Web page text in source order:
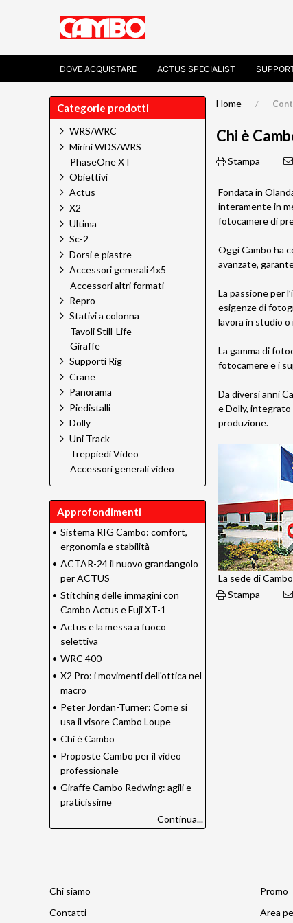
DOVE ACQUISTARE ACTUS SPECIALIST
Home
Chi è
Stampa
Fondata in
interamente in
fotocamere di
Oggi Cambo ha
avanzate,
La passione per
esigenze di
lavora in studio
La gamma di
fotocamere e i
Da diversi anni
e Dolly,
produzione.
La sede di
Stampa
Categorie prodotti
WRS/WRC
Mirini WDS/WRS
PhaseOne XT
Obiettivi
Actus
X2
Ultima
Sc-2
Dorsi e piastre
Accessori generali 4x5
Accessori altri formati
Repro
Stativi a colonna
Tavoli Still-Life
Giraffe
Supporti Rig
Crane
Panorama
Piedistalli
Dolly
Uni Track
Treppiedi Video
Accessori generali video
Approfondimenti
• Sistema RIG Cambo: comfort,
ergonomia e stabilità
• ACTAR-24 il nuovo grandangolo
per ACTUS
• Stitching delle immagini con
Cambo Actus e Fuji XT-1
• Actus e la messa a fuoco
selettiva
• WRC 400
• X2 Pro: i movimenti dell'ottica nel
macro
• Peter Jordan-Turner: Come si
usa il visore Cambo Loupe
• Chi è Cambo
• Proposte Cambo per il video
professionale
• Giraffe Cambo Redwing: agili e
praticissime
Continua...
Chi siamo
Contatti
Promo
Area